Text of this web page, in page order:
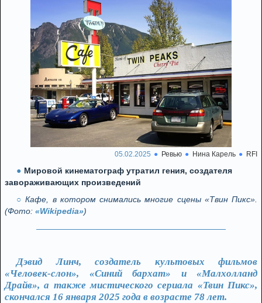
05.02.2025 Ревью Нина Карель RFI
Мировой кинематограф утратил гения, создателя
завораживающих произведений
Кафе, в котором снимались многие сцены «Твин Пикс».
(Фото: «Wikipedia»)
Дэвид Линч, создатель культовых фильмов
«Человек-слон», «Синий бархат» и «Малхолланд
Драйв», а также мистического сериала «Твин Пикс»,
скончался 16 января 2025 года в возрасте 78 лет.